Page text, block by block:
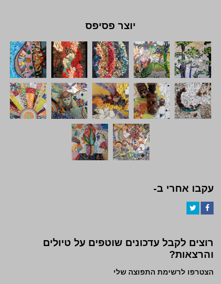
יוצר פסיפס
עקבו אחרי ב-
רוצים לקבל עדכונים שוטפים על טיולים
והרצאות?
הצטרפו לרשימת התפוצה שלי